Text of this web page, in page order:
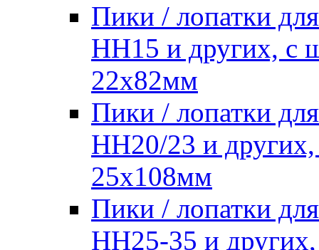
Пики / лопатки
HH15 и других, с
22х82мм
Пики / лопатки
HH20/23 и
25х108мм
Пики / лопатки
HH25-35 и